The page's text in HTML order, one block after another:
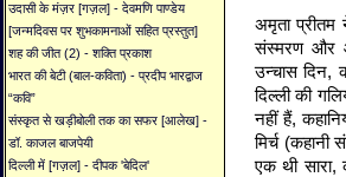
उदासी के मंज़र [गज़ल] - देवमणि पाण्डेय
[जन्मदिवस पर शुभकामनाओं सहित प्रस्तुत]
शह की जीत (2) - शक्ति प्रकाश
भारत की बेटी (बाल-कविता) - प्रदीप भारद्वाज
“कवि”
संस्कृत से खड़ीबोली तक का सफर [आलेख] -
डॉ. काजल बाजपेयी
दिल्ली में [गज़ल] - दीपक 'बेदिल'
अमृता प्रीतम
संस्मरण और
उन्चास दिन,
दिल्ली की
नहीं हैं,
मिर्च
एक थी